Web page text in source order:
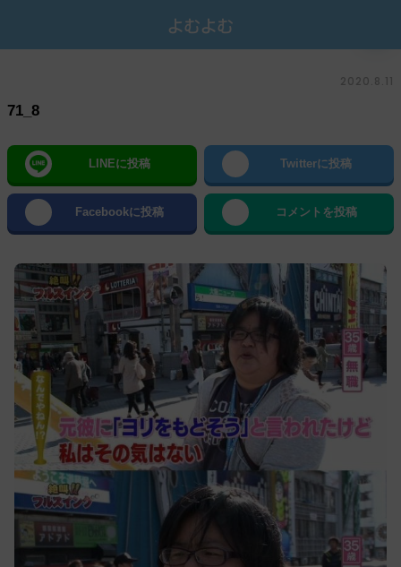
2020.8.11
71_8
LINEに投稿 Twitterに投稿
Facebookに投稿 コメントを投稿